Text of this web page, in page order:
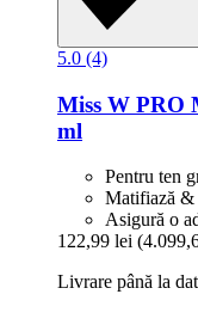
5.0 (4)
Miss W PRO
ml
Pentru ten
Matifiază &
Asigură o
122,99 lei
Livrare până la